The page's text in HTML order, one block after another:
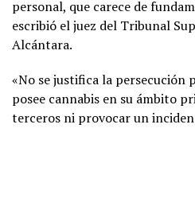
personal, que carece de
escribió el juez del Tribunal
Alcántara.
«No se justifica la persecución
posee cannabis en su ámbito
terceros ni provocar un